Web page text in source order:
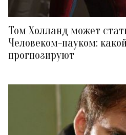
Том Холланд может
Человеком-пауком:
прогнозируют